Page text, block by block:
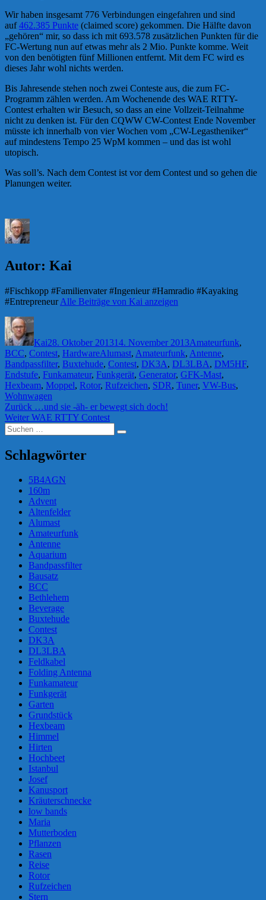
Wir haben insgesamt 776 Verbindungen eingefahren und sind
auf462.385 Punkte (claimed score) gekommen. Die Hälfte davon
„gehören“ mir, so dass ich mit 693.578 zusätzlichen Punkten für die
FC-Wertung nun auf etwas mehr als 2 Mio. Punkte komme. Weit
von den benötigten fünf Millionen entfernt. Mit dem FC wird es
dieses Jahr wohl nichts werden.
Bis Jahresende stehen noch zwei Conteste aus, die zum FC-
Programm zählen werden. Am Wochenende des WAE RTTY-
Contest erhalten wir Besuch, so dass an eine Vollzeit-Teilnahme
nicht zu denken ist. Für den CQWW CW-Contest Ende November
müsste ich innerhalb von vier Wochen vom „CW-Legastheniker“
auf mindestens Tempo 25 WpM kommen – und das ist wohl
utopisch.
Was soll’s. Nach dem Contest ist vor dem Contest und so gehen die
Planungen weiter.
Autor: Kai
#Fischkopp #Familienvater #Ingenieur #Hamradio #Kayaking
#EntrepreneurAlle Beiträge von Kai anzeigen
Autor
Kai28. Oktober 201314. November 2013Amateurfunk,
BCC, Contest, HardwareSchlagwörter
Alumast, Amateurfunk, Antenne,
Bandpassfilter, Buxtehude, Contest, DK3A, DL3LBA, DM5HF,
Endstufe, Funkamateur, Funkgerät, Generator, GFK-Mast,
Hexbeam, Moppel, Rotor, Rufzeichen, SDR, Tuner, VW-Bus,
Wohnwagen
Beitragsnavigation
Zurück
Vorheriger
Beitrag:
…und sie -äh- er bewegt sich doch!
Weiter Nächster
Beitrag:
WAE RTTY Contest
Suchen
nach:
Suchen
Schlagwörter
5B4AGN
160m
Advent
Altenfelder
Alumast
Amateurfunk
Antenne
Aquarium
Bandpassfilter
Bausatz
BCC
Bethlehem
Beverage
Buxtehude
Contest
DK3A
DL3LBA
Feldkabel
Folding Antenna
Funkamateur
Funkgerät
Garten
Grundstück
Hexbeam
Himmel
Hirten
Hochbeet
Istanbul
Josef
Kanusport
Kräuterschnecke
low bands
Maria
Mutterboden
Pflanzen
Rasen
Reise
Rotor
Rufzeichen
Stern